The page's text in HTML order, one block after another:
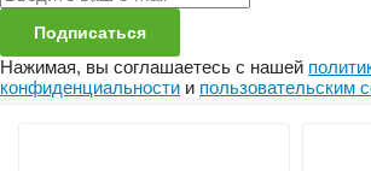
Подписаться
Нажимая, вы соглашаетесь с нашей
конфиденциальности и пользовательским